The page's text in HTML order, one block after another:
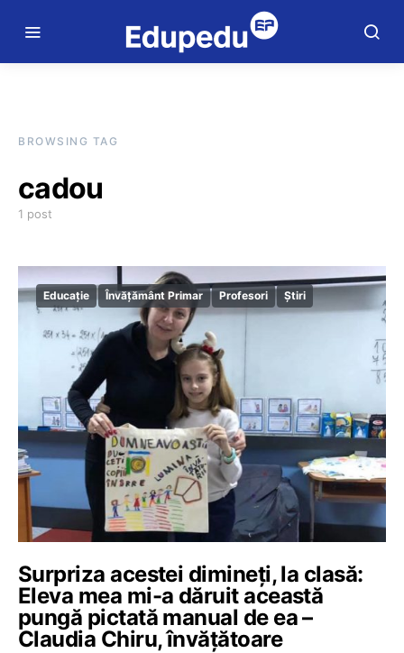
BROWSING TAG
cadou
1 post
Educație Învățământ Primar Profesori Știri
Surpriza acestei dimineți, la clasă:
Eleva mea mi-a dăruit această
pungă pictată manual de ea –
Claudia Chiru, învățătoare